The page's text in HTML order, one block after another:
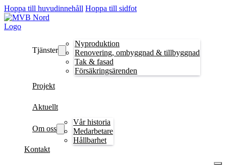
Hoppa till huvudinnehåll Hoppa till sidfot
Tjänster
Nyproduktion
Renovering, ombyggnad & tillbyggnad
Tak & fasad
Försäkringsärenden
Projekt
Aktuellt
Om oss
Vår historia
Medarbetare
Hållbarhet
Kontakt